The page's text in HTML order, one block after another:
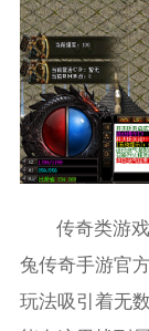
传奇类游
兔传奇手游官
玩法吸引着无